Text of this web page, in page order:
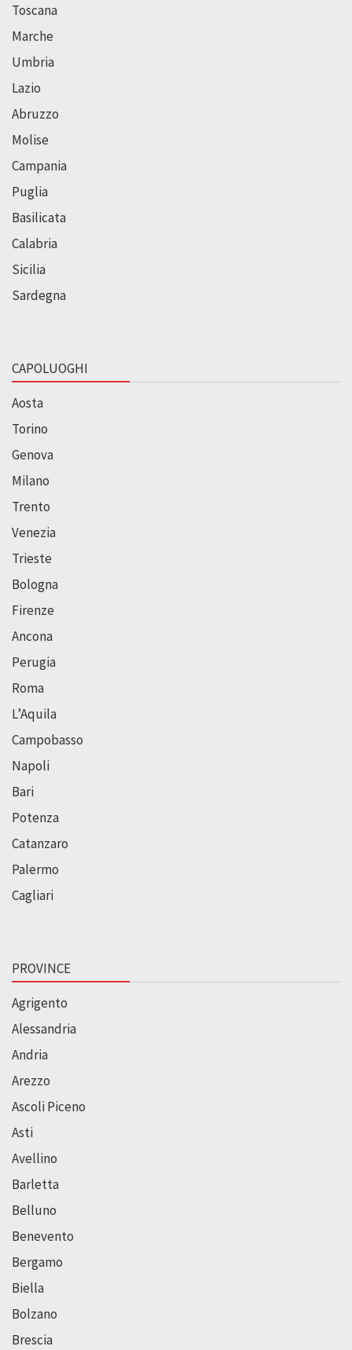
Toscana
Marche
Umbria
Lazio
Abruzzo
Molise
Campania
Puglia
Basilicata
Calabria
Sicilia
Sardegna
CAPOLUOGHI
Aosta
Torino
Genova
Milano
Trento
Venezia
Trieste
Bologna
Firenze
Ancona
Perugia
Roma
L’Aquila
Campobasso
Napoli
Bari
Potenza
Catanzaro
Palermo
Cagliari
PROVINCE
Agrigento
Alessandria
Andria
Arezzo
Ascoli Piceno
Asti
Avellino
Barletta
Belluno
Benevento
Bergamo
Biella
Bolzano
Brescia